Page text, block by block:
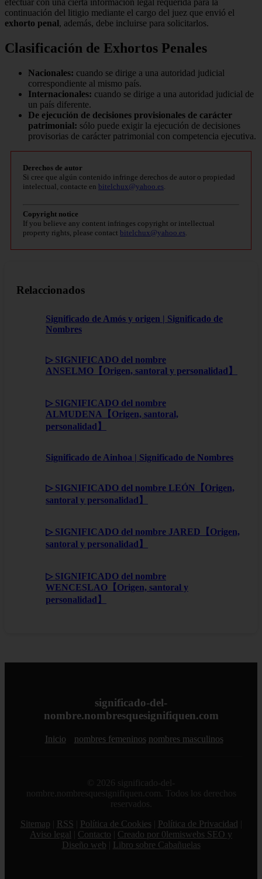
continuación del litigio mediante el cargo del juez que envió el
exhorto penal, además, debe incluirse para solicitarlos.
Clasificación de Exhortos Penales
Nacionales: cuando se dirige a una autoridad judicial
correspondiente al mismo país.
Internacionales: cuando se dirige a una autoridad judicial de
un país diferente.
De ejecución de decisiones provisionales de carácter
patrimonial: sólo puede exigir la ejecución de decisiones
provisorias de carácter patrimonial con competencia ejecutiva.
Derechos de autor
Si cree que algún contenido infringe derechos de autor o propiedad
intelectual, contacte en bitelchux@yahoo.es
Copyright notice
If you believe any content infringes copyright or intellectual
property rights, please contact bitelchux@yahoo.es
Relaccionados
Significado de Amós y origen | Significado de
Nombres
▷ SIGNIFICADO del nombre
ANSELMO【Origen, santoral y personalidad】
▷ SIGNIFICADO del nombre
ALMUDENA【Origen, santoral,
personalidad】
Significado de Ainhoa | Significado de Nombres
▷ SIGNIFICADO del nombre LEÓN【Origen,
santoral y personalidad】
▷ SIGNIFICADO del nombre JARED【Origen,
santoral y personalidad】
▷ SIGNIFICADO del nombre
WENCESLAO【Origen, santoral y
personalidad】
significado-del-
nombre.nombresquesignifiquen.com
Inicio nombres femeninos nombres masculinos
© 2026 significado-del-
nombre.nombresquesignifiquen.com. Todos los derechos
reservados.
Sitemap
RSS Política de Cookies Política de Privacidad
Aviso legal
Contacto
Creado por 0lemiswebs SEO y
Diseño web
Libro sobre Cabañuelas